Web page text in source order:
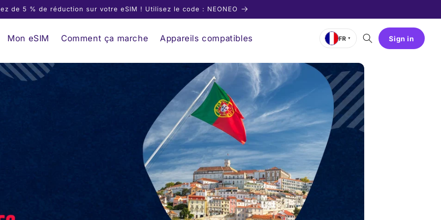
de 5 % de réduction sur votre eSIM ! Utilisez le code : NEONEO
Mon eSIM Comment ça marche Appareils compatibles FR ▼ Sign in